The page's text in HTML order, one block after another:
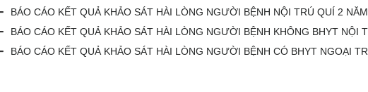
BÁO CÁO KẾT QUẢ KHẢO SÁT HÀI LÒNG NGƯỜI BỆNH NỘI TRÚ QUÍ 2
BÁO CÁO KẾT QUẢ KHẢO SÁT HÀI LÒNG NGƯỜI BỆNH KHÔNG BHYT NỘI
BÁO CÁO KẾT QUẢ KHẢO SÁT HÀI LÒNG NGƯỜI BỆNH CÓ BHYT NGOẠI